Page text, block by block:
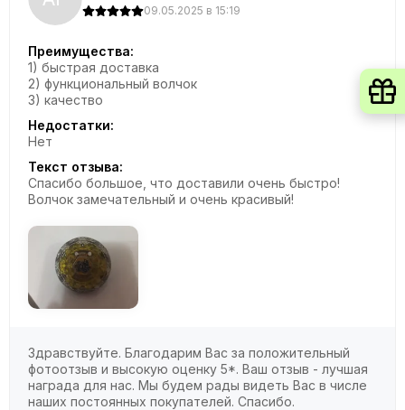
09.05.2025 в 15:19
Преимущества:
1) быстрая доставка
2) функциональный волчок
3) качество
Недостатки:
Нет
Текст отзыва:
Спасибо большое, что доставили очень быстро!
Волчок замечательный и очень красивый!
Здравствуйте. Благодарим Вас за положительный
фотоотзыв и высокую оценку 5*. Ваш отзыв - лучшая
награда для нас. Мы будем рады видеть Вас в числе
наших постоянных покупателей. Спасибо.